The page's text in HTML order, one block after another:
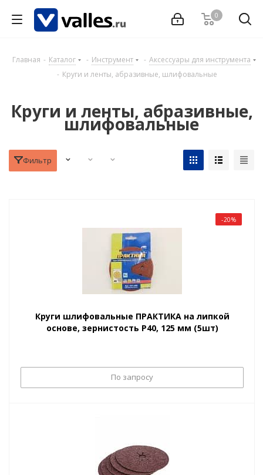
0
Главная - Каталог - Инструмент - Аксессуары для инструмента
- Круги и ленты, абразивные, шлифовальные
Круги и ленты, абразивные,
шлифовальные
Фильтр
-20%
Круги шлифовальные ПРАКТИКА на липкой
основе, зернистость P40, 125 мм (5шт)
По запросу